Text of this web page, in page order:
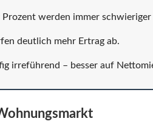
werden immer
deutlich mehr Ertrag ab.
irreführend – besser auf